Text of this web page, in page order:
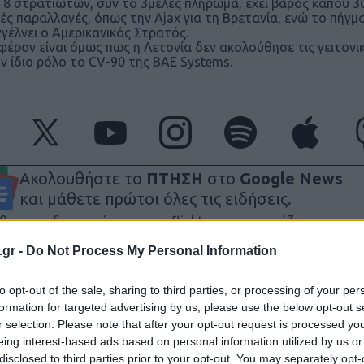
- Do Not Process My Personal Information
opt-out of the sale, sharing to third parties, or processing of your
for targeted advertising by us, please use the below opt-out
selection. Please note that after your opt-out request is processed
interest-based ads based on personal information utilized by us
to third parties prior to your opt-out. You may separately
8 στρατιωτών, συν το 3μελές πλήρωμα, έχει βάρος κάπου
παραλλαγές, όπως την Ajax για τη Βρετανία, ενώ το
ο Αμερικανικός Στρατός.
είναι όμως πως η Λετονία δεν ακολούθησε τις
ίδιο ρόλο το CV-90 της BAE Systems.
Ακολουθήστε το ΠΤΗΣΗ στο Google News
και μάθετε πρώτοι όλες τις ειδήσεις.
που δημοσιεύονται στο flight.com.gr εκφράζουν τους
απαραίτητα τον ιστότοπο. Απαγορεύεται η αναδημοσίευση
το δικαίωμα ελέγχου των σχολίων, τα οποία εκφράζουν
τους.